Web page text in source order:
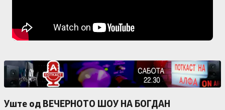
Уште од ВЕЧЕРНОТО ШОУ НА БОГДАН